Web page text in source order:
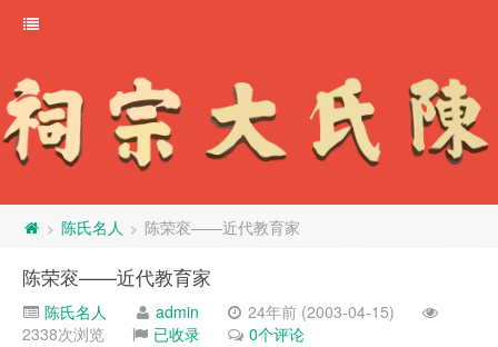
> 陈氏名人 > 陈荣衮——近代教育家
陈荣衮——近代教育家
陈氏名人 admin
24年前 (2003-04-15)
2338次浏览
已收录 0个评论